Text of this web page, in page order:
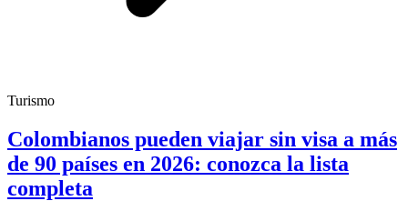
Turismo
Colombianos pueden viajar sin visa a más
de 90 países en 2026: conozca la lista
completa